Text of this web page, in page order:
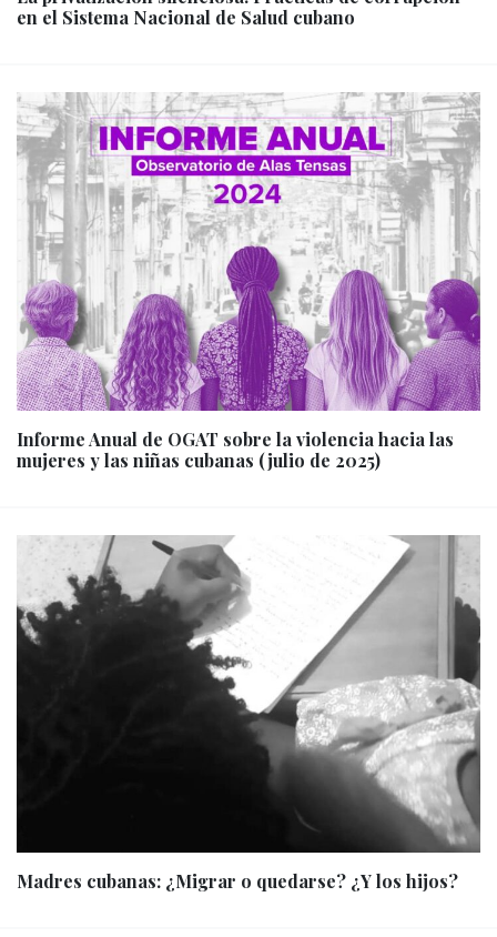
en el Sistema Nacional de Salud cubano
Informe Anual de OGAT sobre la violencia hacia las
mujeres y las niñas cubanas (julio de 2025)
Madres cubanas: ¿Migrar o quedarse? ¿Y los hijos?